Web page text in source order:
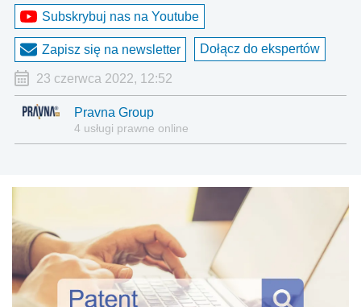
Subskrybuj nas na Youtube
Zapisz się na newsletter Dołącz do ekspertów
23 czerwca 2022, 12:52
Pravna Group
4 usługi prawne online